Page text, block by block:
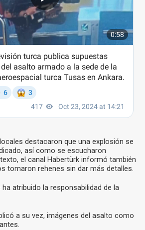
destacaron que una explosión se
así como se escucharon
el canal Habertürk informó también
tomaron rehenes sin dar más detalles.
atribuido la responsabilidad de la
a su vez, imágenes del asalto como